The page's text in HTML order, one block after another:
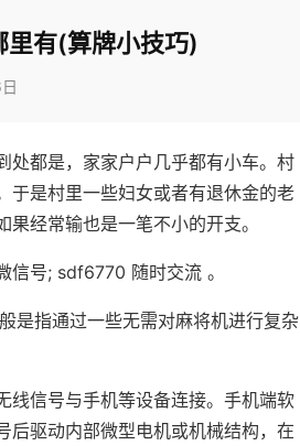
里有(算牌小技巧)
处都是，家家户户几乎都有小车。村
于是村里一些妇女或者有退休金的老
经常输也是一笔不小的开支。
信号; sdf6770 随时交流 。
是指通过一些无需对麻将机进行复杂
线信号与手机等设备连接。手机端软
后驱动内部微型电机或机械结构，在